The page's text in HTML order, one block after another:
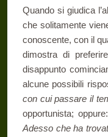
Quando si giudica
che solitamente
co­noscente, con il
dimostra di
disappunto
alcune possibili
con cui passare il
opportunista;
Adesso che ha